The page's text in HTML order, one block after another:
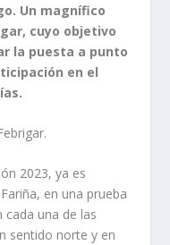
Un magnífico
cuyo objetivo
la puesta a punto
en el
2023, ya es
en una prueba
una de las
sentido norte y en